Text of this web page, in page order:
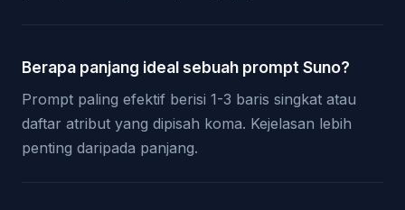
Berapa panjang ideal sebuah prompt Suno?
Prompt paling efektif berisi 1-3 baris singkat atau
daftar atribut yang dipisah koma. Kejelasan lebih
penting daripada panjang.